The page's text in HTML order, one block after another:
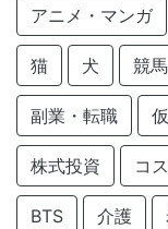
アニメ・マンガ
猫 犬 競
副業・転職
株式投資 コ
BTS 介護